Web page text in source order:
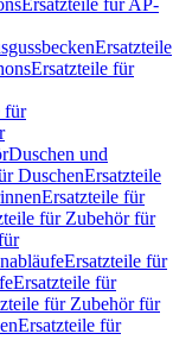
Ersatzteile für AP-
Ersatzteile
Ersatzteile für
für
Duschen und
DuschenErsatzteile
Ersatzteile für
für Zubehör für
Ersatzteile für
Ersatzteile für
für Zubehör für
Ersatzteile für